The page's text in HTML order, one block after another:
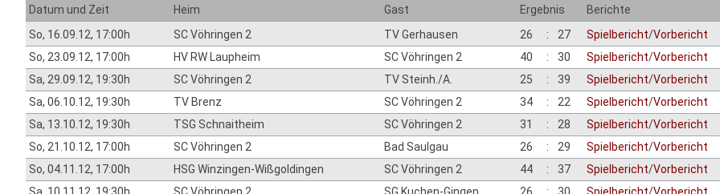
Datum und Zeit Heim Gast Ergebnis
Berichte
So, 16.09.12, 17:00h
SC Vöhringen 2 TV Gerhausen 26 : 27 Spielbericht/Vorbericht
So, 23.09.12, 17:00h
HV RW Laupheim SC Vöhringen 2 40 : 30 Spielbericht/Vorbericht
Sa, 29.09.12, 19:30h
SC Vöhringen 2 TV Steinh./A. 25 : 39 Spielbericht/Vorbericht
Sa, 06.10.12, 19:30h
TV Brenz SC Vöhringen 2 34 : 22 Spielbericht/Vorbericht
Sa, 13.10.12, 19:30h
TSG Schnaitheim SC Vöhringen 2 31 : 28 Spielbericht/Vorbericht
So, 21.10.12, 17:00h
SC Vöhringen 2 Bad Saulgau 26 : 29 Spielbericht/Vorbericht
So, 04.11.12, 17:00h
HSG Winzingen-Wißgoldingen SC Vöhringen 2 44 : 37 Spielbericht/Vorbericht